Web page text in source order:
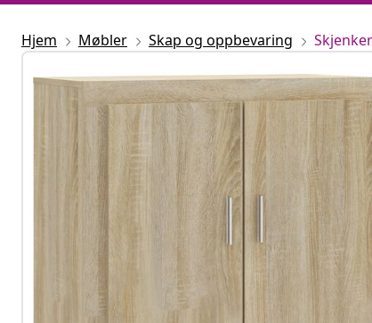
Hjem Møbler Skap og oppbevaring